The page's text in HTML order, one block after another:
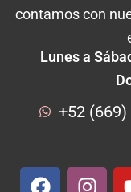
contamos con
Lunes a
+52